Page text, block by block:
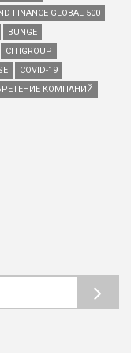
FINANCE GLOBAL 500
BUNGE
CITIGROUP
COVID-19
КОМПАНИЙ